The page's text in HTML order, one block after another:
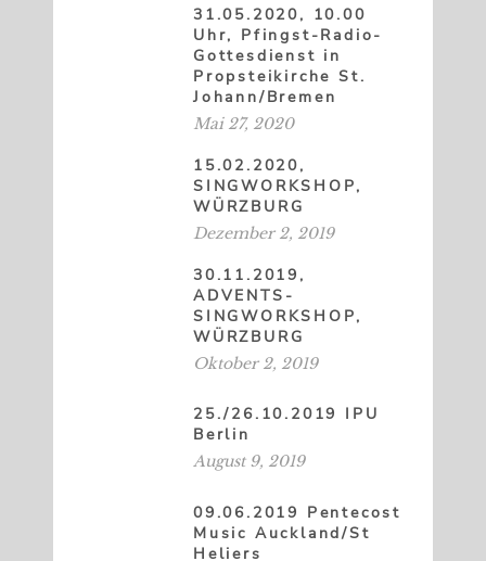
31.05.2020, 10.00
Uhr, Pfingst-Radio-
Gottesdienst in
Propsteikirche St.
Johann/Bremen
Mai 27, 2020
15.02.2020,
SINGWORKSHOP,
WÜRZBURG
Dezember 2, 2019
30.11.2019,
ADVENTS-
SINGWORKSHOP,
WÜRZBURG
Oktober 2, 2019
25./26.10.2019 IPU
Berlin
August 9, 2019
Music Auckland/St
Heliers